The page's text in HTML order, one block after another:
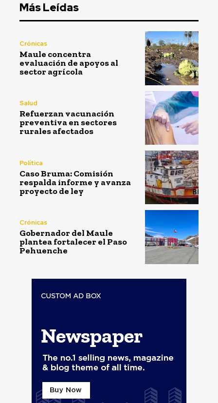
Más Leídas
Crónicas
Maule concentra
evaluación de apoyos al
sector agrícola
Salud
Refuerzan vacunación
preventiva en sectores
rurales afectados
Política
Caso Bruma: Comisión
respalda informe y avanza
proyecto de ley
Crónicas
Gobernador del Maule
plantea fortalecer el Paso
Pehuenche